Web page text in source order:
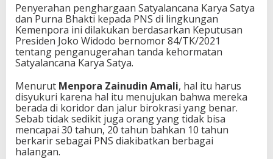
a
r
y
a
S
a
y
a
d
a
n
P
Penyerahan penghargaan Satyalancana Karya Satya
dan Purna Bhakti kepada PNS di lingkungan
Kemenpora ini dilakukan berdasarkan Keputusan
Presiden Joko Widodo bernomor 84/TK/2021
tentang penganugerahan tanda kehormatan
Satyalancana Karya Satya.
Menurut Menpora Zainudin Amali, hal itu harus
disyukuri karena hal itu menujukan bahwa mereka
berada di koridor dan jalur birokrasi yang benar.
Sebab tidak sedikit juga orang yang tidak bisa
mencapai 30 tahun, 20 tahun bahkan 10 tahun
berkarir sebagai PNS diakibatkan berbagai
halangan.